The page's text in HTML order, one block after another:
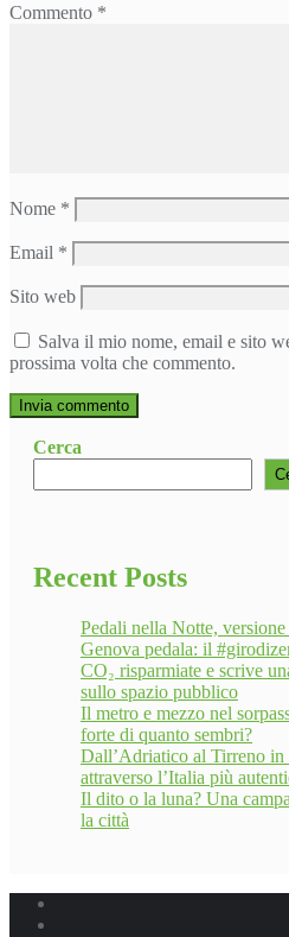
Commento *
Nome *
Email *
Sito web
Salva il mio nome, email e sito
prossima volta che commento.
Cerca
Recent Posts
Pedali nella Notte,
Genova pedala: il
CO₂ risparmiate e scrive
sullo spazio pubblico
Il metro e mezzo nel
forte di quanto sembri?
Dall’Adriatico al Tirreno
attraverso l’Italia più
Il dito o la luna? Una
la città